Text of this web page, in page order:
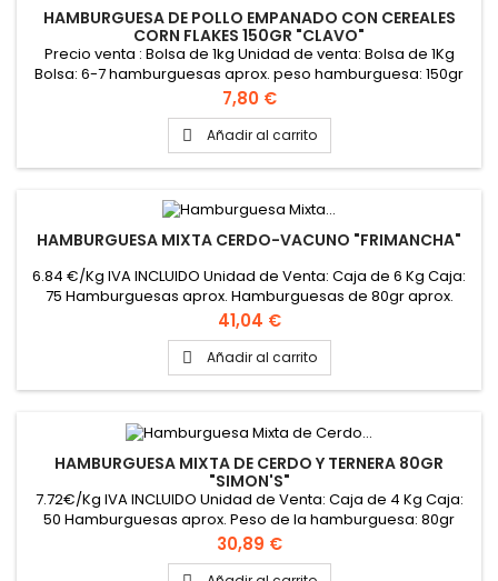
HAMBURGUESA DE POLLO EMPANADO CON CEREALES
CORN FLAKES 150GR "CLAVO"
Precio venta : Bolsa de 1kg Unidad de venta: Bolsa de 1Kg
Bolsa: 6-7 hamburguesas aprox. peso hamburguesa: 150gr
aprox Caja: 5 bolsas de 1 kg
Precio
7,80 €
 Añadir al carrito
HAMBURGUESA MIXTA CERDO-VACUNO "FRIMANCHA"
6.84 €/Kg IVA INCLUIDO Unidad de Venta: Caja de 6 Kg Caja:
75 Hamburguesas aprox. Hamburguesas de 80gr aprox.
Precio
41,04 €
 Añadir al carrito
HAMBURGUESA MIXTA DE CERDO Y TERNERA 80GR
"SIMON'S"
7.72€/Kg IVA INCLUIDO Unidad de Venta: Caja de 4 Kg Caja:
50 Hamburguesas aprox. Peso de la hamburguesa: 80gr
aprox.
Precio
30,89 €